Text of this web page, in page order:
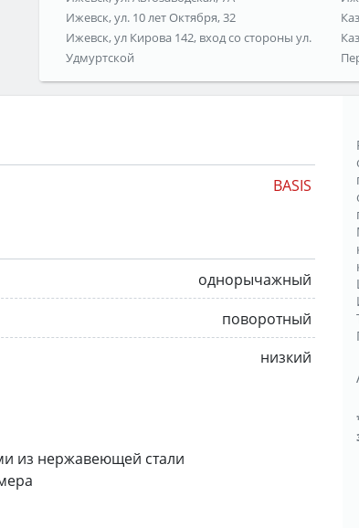
Ижевск, ул. 10 лет Октября, 32
Ижевск, ул Кирова 142, вход со стороны ул.
Удмуртской
BASIS
однорычажный
поворотный
низкий
из нержавеющей стали